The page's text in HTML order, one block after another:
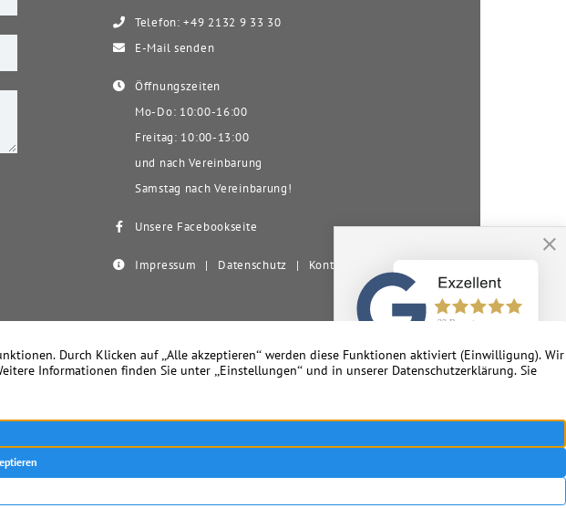
Telefon: +49 2132 9 33 30
E-Mail senden
Öffnungszeiten
Mo-Do: 10:00-16:00
Freitag: 10:00-13:00
und nach Vereinbarung
Samstag nach Vereinbarung!
Unsere Facebookseite
Impressum | Datenschutz | Kontakt